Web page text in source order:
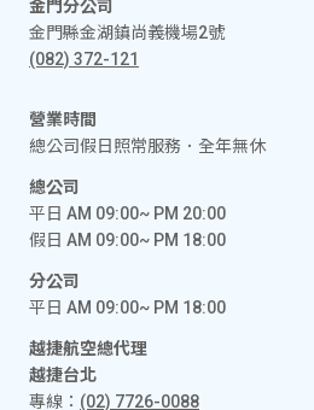
金門分公司
金門縣金湖鎮尚義機場2號
(082) 372-121
營業時間
總公司假日照常服務．全年無休
總公司
平日 AM 09:00~ PM 20:00
假日 AM 09:00~ PM 18:00
分公司
平日 AM 09:00~ PM 18:00
越捷航空總代理
越捷台北
專線： (02) 7726-0088